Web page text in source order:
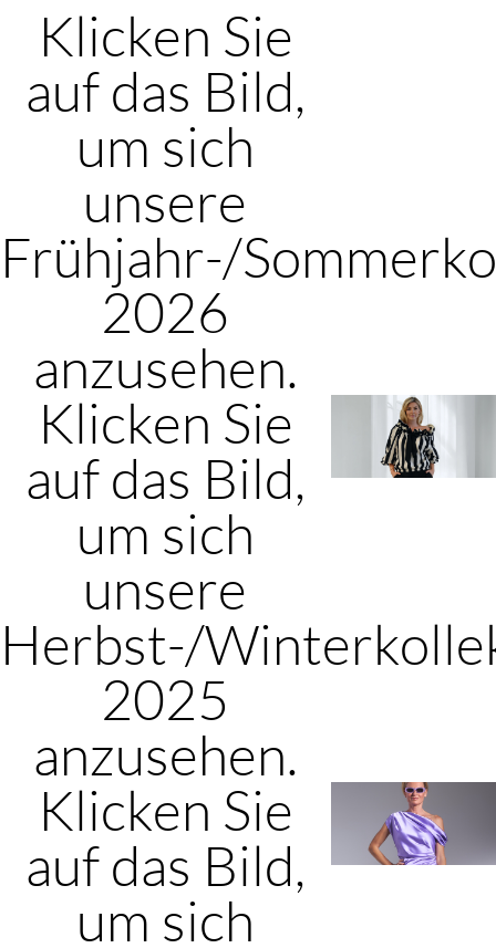
Klicken Sie
auf das Bild,
um sich
unsere
Frühjahr-/
2026
anzusehen.
Klicken Sie
auf das Bild,
um sich
unsere
Herbst-/
2025
anzusehen.
Klicken Sie
auf das Bild,
um sich